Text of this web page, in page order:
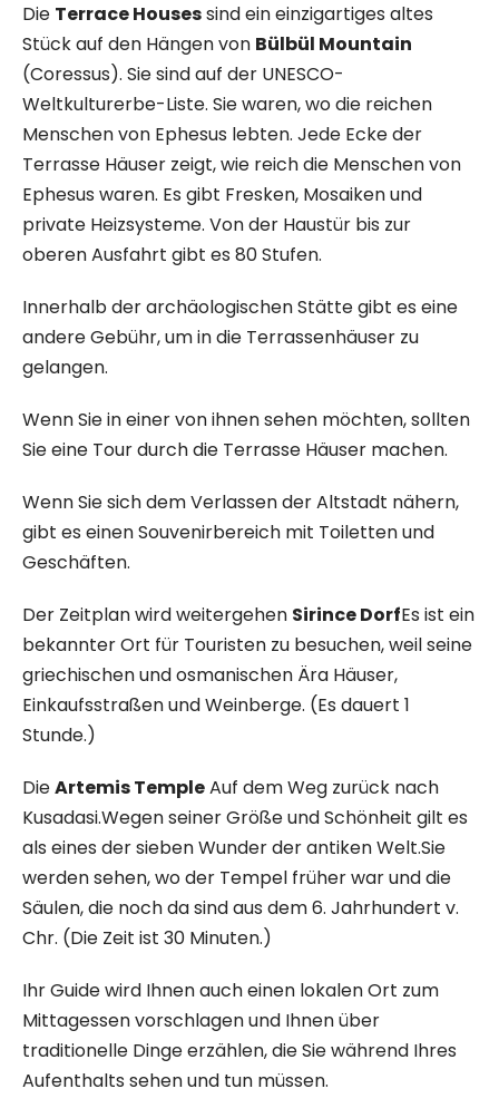
Die Terrace Housessind ein einzigartiges altes
Stück auf den Hängen von Bülbül Mountain
(Coressus). Sie sind auf der UNESCO-
Weltkulturerbe-Liste. Sie waren, wo die reichen
Menschen von Ephesus lebten. Jede Ecke der
Terrasse Häuser zeigt, wie reich die Menschen von
Ephesus waren. Es gibt Fresken, Mosaiken und
private Heizsysteme. Von der Haustür bis zur
oberen Ausfahrt gibt es 80 Stufen.
Innerhalb der archäologischen Stätte gibt es eine
andere Gebühr, um in die Terrassenhäuser zu
gelangen.
Wenn Sie in einer von ihnen sehen möchten, sollten
Sie eine Tour durch die Terrasse Häuser machen.
Wenn Sie sich dem Verlassen der Altstadt nähern,
gibt es einen Souvenirbereich mit Toiletten und
Geschäften.
Der Zeitplan wird weitergehen Sirince DorfEs ist ein
bekannter Ort für Touristen zu besuchen, weil seine
griechischen und osmanischen Ära Häuser,
Einkaufsstraßen und Weinberge. (Es dauert 1
Stunde.)
DieArtemis TempleAuf dem Weg zurück nach
Kusadasi.Wegen seiner Größe und Schönheit gilt es
als eines der sieben Wunder der antiken Welt.Sie
werden sehen, wo der Tempel früher war und die
Säulen, die noch da sind aus dem 6. Jahrhundert v.
Chr. (Die Zeit ist 30 Minuten.)
Ihr Guide wird Ihnen auch einen lokalen Ort zum
Mittagessen vorschlagen und Ihnen über
traditionelle Dinge erzählen, die Sie während Ihres
Aufenthalts sehen und tun müssen.